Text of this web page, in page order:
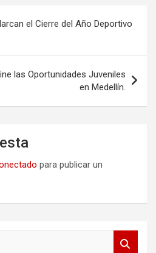
el Cierre del Año Deportivo
las Oportunidades Juveniles
en Medellín.
para publicar un